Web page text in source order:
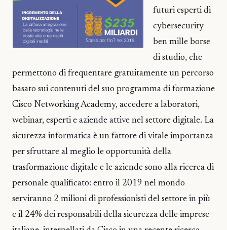
futuri esperti di
cybersecurity
ben mille borse
di studio, che
permettono di frequentare gratuitamente un percorso
basato sui contenuti del suo programma di formazione
Cisco Networking Academy, accedere a laboratori,
webinar, esperti e aziende attive nel settore digitale. La
sicurezza informatica è un fattore di vitale importanza
per sfruttare al meglio le opportunità della
trasformazione digitale e le aziende sono alla ricerca di
personale qualificato: entro il 2019 nel mondo
serviranno 2 milioni di professionisti del settore in più
e il 24% dei responsabili della sicurezza delle imprese